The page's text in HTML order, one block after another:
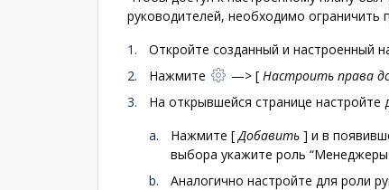
руководителей, необходимо ограничить
Откройте созданный и настроенный
Нажмите
—> [ Настроить права
На открывшейся странице настройте
Нажмите [ Добавить ] и в
выбора укажите роль
Аналогично настройте для роли